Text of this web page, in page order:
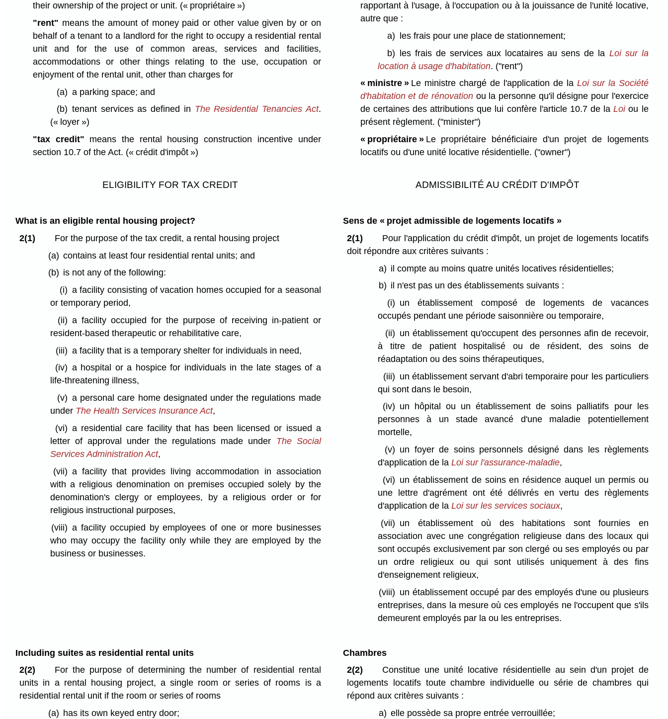
their ownership of the project or unit. (« propriétaire »)
"rent" means the amount of money paid or other value given by or on
behalf of a tenant to a landlord for the right to occupy a residential rental
unit and for the use of common areas, services and facilities,
accommodations or other things relating to the use, occupation or
enjoyment of the rental unit, other than charges for
(a) a parking space; and
(b) tenant services as defined in The Residential Tenancies Act.
(« loyer »)
"tax credit" means the rental housing construction incentive under
section 10.7 of the Act. (« crédit d'impôt »)
rapportant à l'usage, à l'occupation ou à la jouissance de l'unité locative,
autre que :
a) les frais pour une place de stationnement;
b) les frais de services aux locataires au sens de la Loi sur la
location à usage d'habitation. ("rent")
« ministre »Le ministre chargé de l'application de la Loi sur la Société
d'habitation et de rénovationou la personne qu'il désigne pour l'exercice
de certaines des attributions que lui confère l'article 10.7 de laLoiou le
présent règlement. ("minister")
« propriétaire »Le propriétaire bénéficiaire d'un projet de logements
locatifs ou d'une unité locative résidentielle. ("owner")
ELIGIBILITY FOR TAX CREDIT ADMISSIBILITÉ AU CRÉDIT D'IMPÔT
What is an eligible rental housing project?
2(1)
For the purpose of the tax credit, a rental housing project
(a) contains at least four residential rental units; and
(b) is not any of the following:
(i) a facility consisting of vacation homes occupied for a seasonal
or temporary period,
(ii) a facility occupied for the purpose of receiving in-patient or
resident-based therapeutic or rehabilitative care,
(iii) a facility that is a temporary shelter for individuals in need,
(iv) a hospital or a hospice for individuals in the late stages of a
life-threatening illness,
(v) a personal care home designated under the regulations made
under The Health Services Insurance Act,
(vi) a residential care facility that has been licensed or issued a
letter of approval under the regulations made under The Social
Services Administration Act,
(vii) a facility that provides living accommodation in association
with a religious denomination on premises occupied solely by the
denomination's clergy or employees, by a religious order or for
religious instructional purposes,
(viii) a facility occupied by employees of one or more businesses
who may occupy the facility only while they are employed by the
business or businesses.
Sens de « projet admissible de logements locatifs »
2(1)
Pour l'application du crédit d'impôt, un projet de logements locatifs
doit répondre aux critères suivants :
a) il compte au moins quatre unités locatives résidentielles;
b) il n'est pas un des établissements suivants :
(i) un établissement composé de logements de vacances
occupés pendant une période saisonnière ou temporaire,
(ii) un établissement qu'occupent des personnes afin de recevoir,
à titre de patient hospitalisé ou de résident, des soins de
réadaptation ou des soins thérapeutiques,
(iii) un établissement servant d'abri temporaire pour les particuliers
qui sont dans le besoin,
(iv) un hôpital ou un établissement de soins palliatifs pour les
personnes à un stade avancé d'une maladie potentiellement
mortelle,
(v) un foyer de soins personnels désigné dans les règlements
d'application de la Loi sur l'assurance-maladie,
(vi) un établissement de soins en résidence auquel un permis ou
une lettre d'agrément ont été délivrés en vertu des règlements
d'application de la Loi sur les services sociaux,
(vii) un établissement où des habitations sont fournies en
association avec une congrégation religieuse dans des locaux qui
sont occupés exclusivement par son clergé ou ses employés ou par
un ordre religieux ou qui sont utilisés uniquement à des fins
d'enseignement religieux,
(viii) un établissement occupé par des employés d'une ou plusieurs
entreprises, dans la mesure où ces employés ne l'occupent que s'ils
demeurent employés par la ou les entreprises.
Including suites as residential rental units
2(2)
For the purpose of determining the number of residential rental
units in a rental housing project, a single room or series of rooms is a
residential rental unit if the room or series of rooms
(a) has its own keyed entry door;
Chambres
2(2)
Constitue une unité locative résidentielle au sein d'un projet de
logements locatifs toute chambre individuelle ou série de chambres qui
répond aux critères suivants :
a) elle possède sa propre entrée verrouillée;